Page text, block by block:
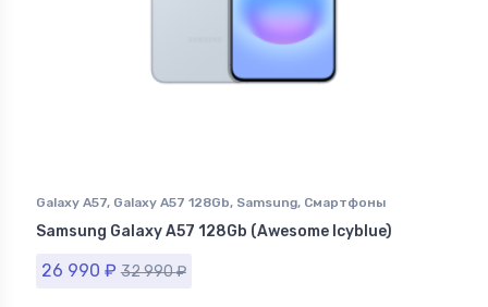
Galaxy A57, Galaxy A57 128Gb, Samsung, Смартфоны
Samsung в Ставрополе
Samsung Galaxy A57 128Gb (Awesome Icyblue)
26 990 ₽ 32 990₽